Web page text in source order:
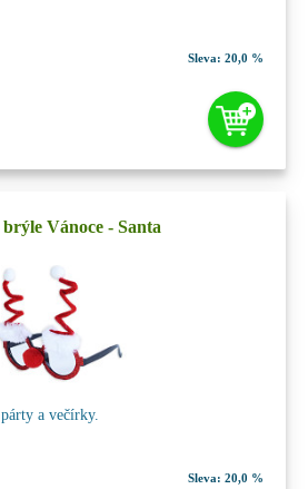
Sleva: 20,0 %
Vánoce - Santa
a večírky.
Sleva: 20,0 %